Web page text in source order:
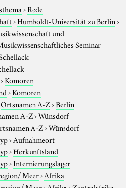
›Rede
›Humboldt-Universität zu Berlin›
und
Seminar
›Komoren
›Komoren
Ortsnamen A-Z›Berlin
A-Z›Wünsdorf
A-Z›Wünsdorf
›Aufnahmeort
›Herkunftsland
›Internierungslager
Meer›Afrika